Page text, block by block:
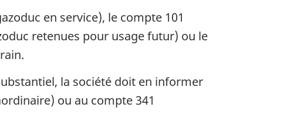
en service), le compte 101
retenues pour usage futur) ou le
la société doit en informer
ou au compte 341